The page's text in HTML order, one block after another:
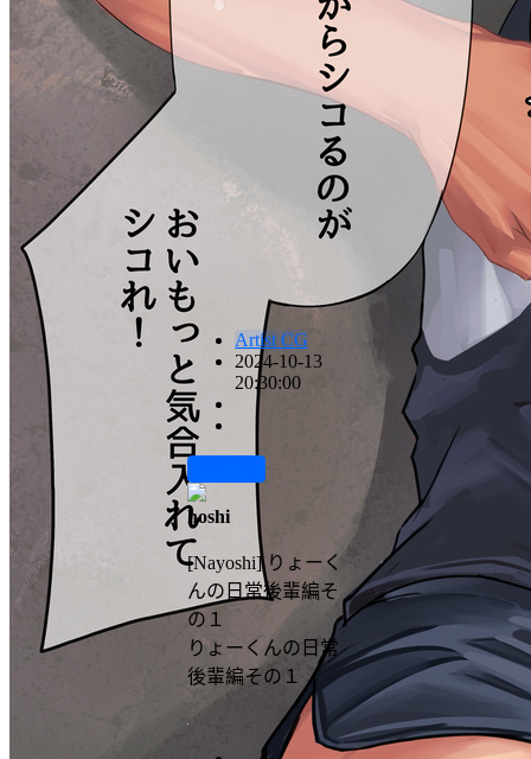
Artist CG
2024-10-13
20:30:00
hoshi
[Nayoshi] りょーく
んの日常後輩編そ
の１
りょーくんの日常
後輩編その１